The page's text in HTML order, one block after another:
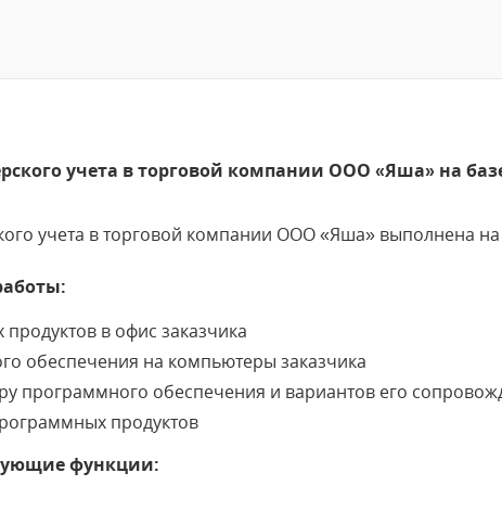
учета в торговой компании ООО «Яша» на
учета в торговой компании ООО «Яша» выполнена
в офис заказчика
обеспечения на компьютеры заказчика
программного обеспечения и вариантов его
продуктов
функции: